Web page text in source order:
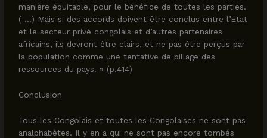
manière équitable, pour le bénéfice de toutes les parties.
( …) Mais si des accords doivent être conclus entre l’Etat
et le secteur privé congolais et d’autres partenaires
africains, ils devront être clairs, et ne pas être perçus par
la population comme une tentative de pillage des
ressources du pays. » (p.414)
Conclusion
Tous les Congolais et toutes les Congolaises ne sont pas
analphabètes. Il y en a qui ne sont pas encore tombés